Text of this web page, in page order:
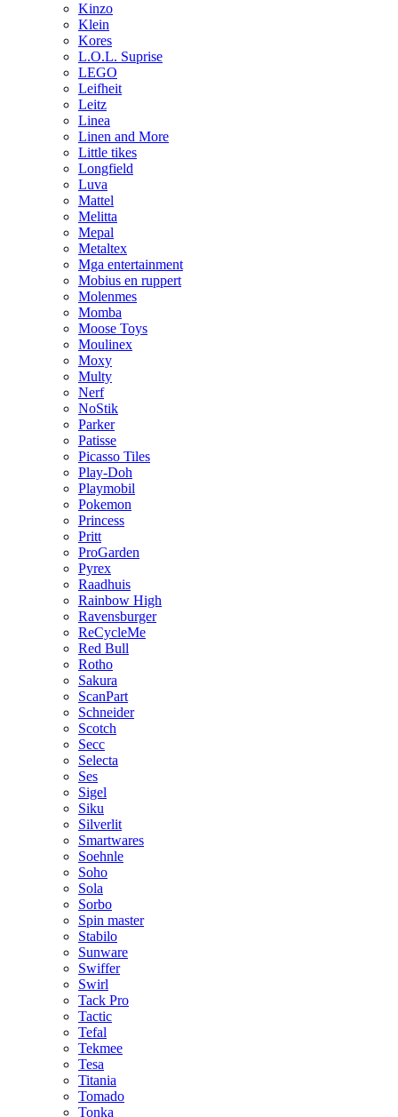
Kinzo
Klein
Kores
L.O.L. Suprise
LEGO
Leifheit
Leitz
Linea
Linen and More
Little tikes
Longfield
Luva
Mattel
Melitta
Mepal
Metaltex
Mga entertainment
Mobius en ruppert
Molenmes
Momba
Moose Toys
Moulinex
Moxy
Multy
Nerf
NoStik
Parker
Patisse
Picasso Tiles
Play-Doh
Playmobil
Pokemon
Princess
Pritt
ProGarden
Pyrex
Raadhuis
Rainbow High
Ravensburger
ReCycleMe
Red Bull
Rotho
Sakura
ScanPart
Schneider
Scotch
Secc
Selecta
Ses
Sigel
Siku
Silverlit
Smartwares
Soehnle
Soho
Sola
Sorbo
Spin master
Stabilo
Sunware
Swiffer
Swirl
Tack Pro
Tactic
Tefal
Tekmee
Tesa
Titania
Tomado
Tonka